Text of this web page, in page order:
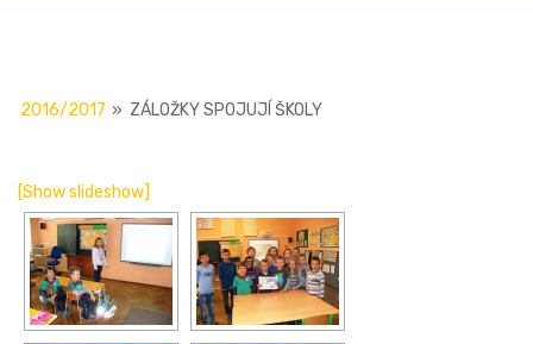
2016/2017 » ZÁLOŽKY SPOJUJÍ ŠKOLY
[Show slideshow]